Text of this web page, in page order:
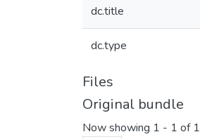
dc.title
dc.type
Files
Original bundle
Now showing 1 - 1 of 1